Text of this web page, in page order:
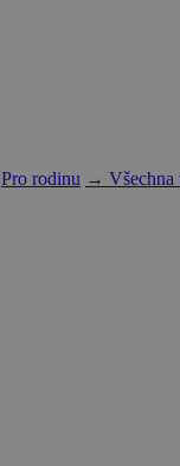
Pro rodinu → Všechna